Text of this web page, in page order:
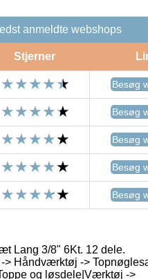
anmeldte webshops
Stjerner
Besøg
Besøg
Besøg
Besøg
Besøg
Lang 3/8" 6Kt. 12 dele.
> Håndværktøj ->
og løsdele|Værktøj ->